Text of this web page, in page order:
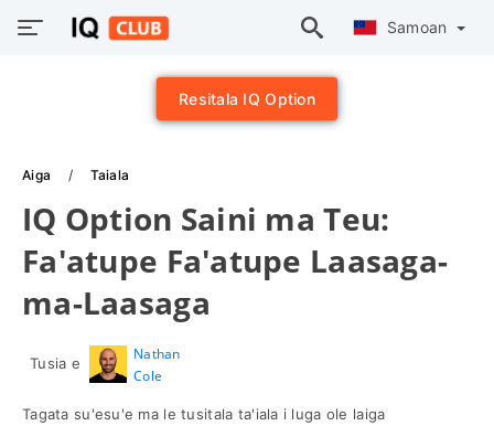
Samoan
Resitala IQ Option
Aiga Taiala
IQ Option Saini ma Teu:
Fa'atupe Fa'atupe Laasaga-
ma-Laasaga
Tusia e
Nathan
Cole
Tagata su'esu'e ma le tusitala ta'iala i luga ole laiga